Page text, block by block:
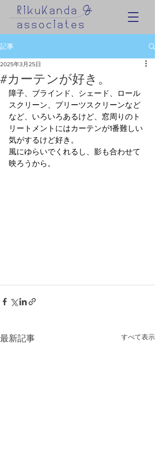
記事
#カーテンが好き。
2025年3月25日
障子、ブラインド、シェード、ロール
スクリーン、プリーツスクリーンなど
など、いろいろあるけど、窓周りのト
リートメントにはカーテンが1番難しい
気がするけど好き。
風にゆらいでくれるし、影も合わせて
映ろうから。
最新記事 すべて表示